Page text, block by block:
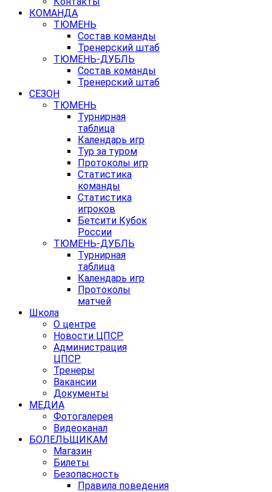
КОМАНДА
ТЮМЕНЬ
Состав команды
Тренерский штаб
ТЮМЕНЬ-ДУБЛЬ
Состав команды
Тренерский штаб
СЕЗОН
ТЮМЕНЬ
Турнирная
таблица
Календарь игр
Тур за туром
Протоколы игр
Статистика
команды
Статистика
игроков
Бетсити Кубок
России
ТЮМЕНЬ-ДУБЛЬ
Турнирная
таблица
Календарь игр
Протоколы
матчей
Школа
О центре
Новости ЦПСР
Администрация
ЦПСР
Тренеры
Вакансии
Документы
МЕДИА
Фотогалерея
Видеоканал
БОЛЕЛЬЩИКАМ
Магазин
Билеты
Безопасность
Правила поведения